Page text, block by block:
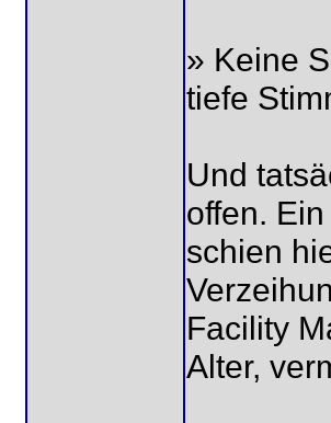
» Keine
tiefe
Und
offen.
schien
Facility
Alter,